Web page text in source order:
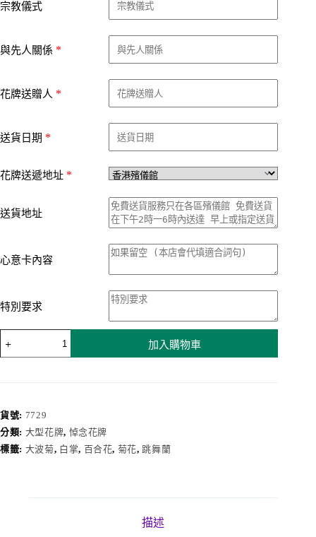
宗教儀式
與先人關係 *
花牌送贈人 *
送貨日期 *
花牌送遞地址 *
送貨地址
心意卡內容
特別要求
牌
數
量
加入購物車
貨號: 7729
分類: 大型花牌, 悼念花牌
標籤: 大波菊, 白掌, 百合花, 菊花, 跳舞蘭
描述